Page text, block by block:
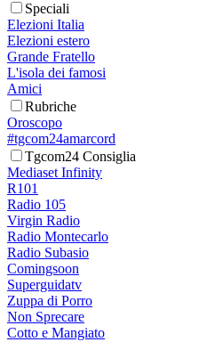
Speciali
Elezioni Italia
Elezioni estero
Grande Fratello
L'isola dei famosi
Amici
Rubriche
Oroscopo
#tgcom24amarcord
Tgcom24 Consiglia
Mediaset Infinity
R101
Radio 105
Virgin Radio
Radio Montecarlo
Radio Subasio
Comingsoon
Superguidatv
Zuppa di Porro
Non Sprecare
Cotto e Mangiato